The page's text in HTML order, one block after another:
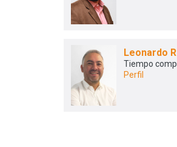
Leonardo
Tiempo
Perfil